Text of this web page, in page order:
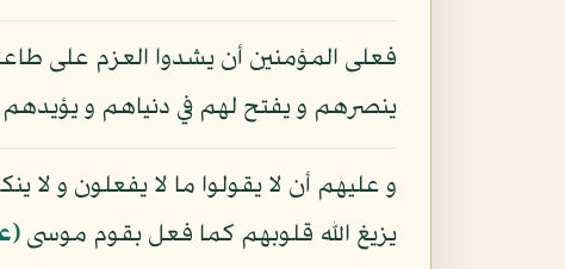
فعلى المؤمنين أن يشدوا العزم على
ينصرهم و يفتح لهم في دنياهم و
و عليهم أن لا يقولوا ما لا يفعلون و
يزيغ الله قلوبهم كما فعل بقوم موسى